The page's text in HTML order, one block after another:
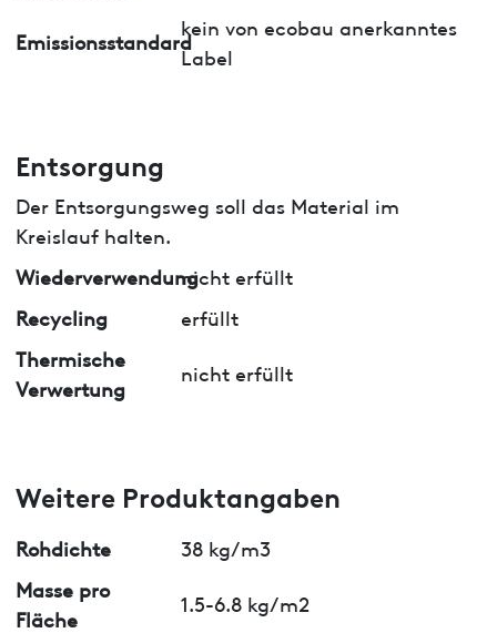
Emissionsstandard
kein von ecobau anerkanntes
Label
Entsorgung
Der Entsorgungsweg soll das Material im
Kreislauf halten.
Wiederverwendungnicht erfüllt
Recycling
erfüllt
Thermische
Verwertung
nicht erfüllt
Weitere Produktangaben
Rohdichte
38 kg/m3
Masse pro
Fläche
1.5-6.8 kg/m2